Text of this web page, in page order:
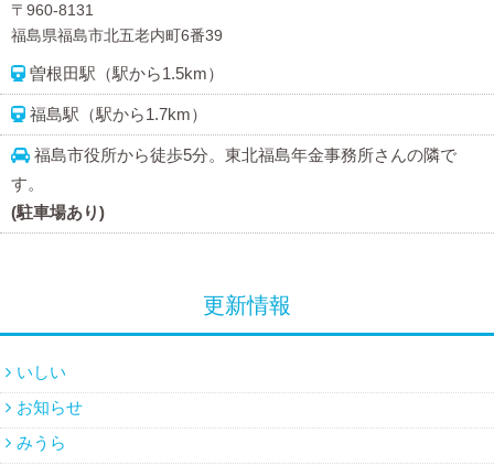
〒960-8131
福島県福島市北五老内町6番39
曽根田駅（駅から1.5km）
福島駅（駅から1.7km）
福島市役所から徒歩5分。東北福島年金事務所さんの隣で
す。
(駐車場あり)
更新情報
いしい
お知らせ
みうら